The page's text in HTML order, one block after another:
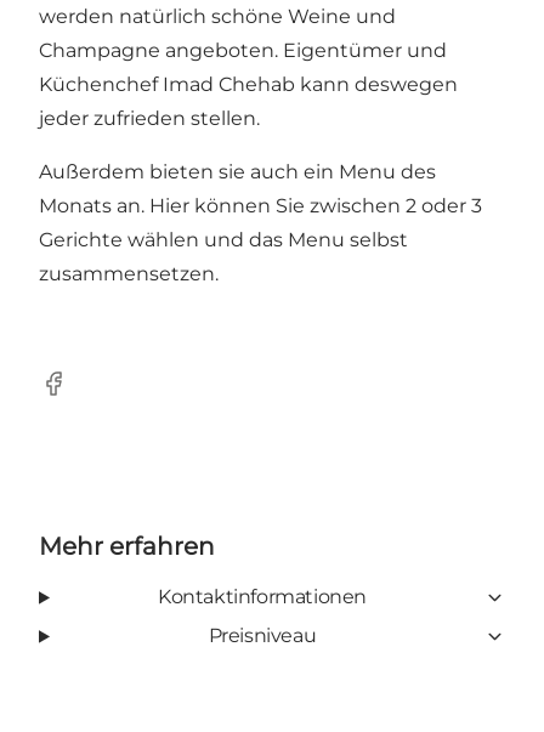
werden natürlich schöne Weine und
Champagne angeboten. Eigentümer und
Küchenchef Imad Chehab kann deswegen
jeder zufrieden stellen.
Außerdem bieten sie auch ein Menu des
Monats an. Hier können Sie zwischen 2 oder 3
Gerichte wählen und das Menu selbst
zusammensetzen.
Facebook
Mehr erfahren
Kontaktinformationen
Preisniveau